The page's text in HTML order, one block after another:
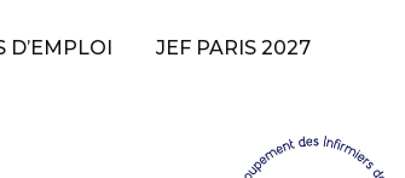
D’EMPLOI JEF PARIS 2027